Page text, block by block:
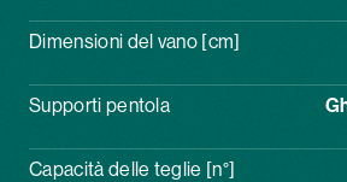
Dimensioni del vano [cm]
Supporti pentola
Capacità delle teglie [n°]